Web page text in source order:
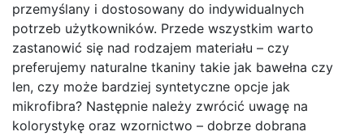
przemyślany i dostosowany do indywidualnych
potrzeb użytkowników. Przede wszystkim warto
zastanowić się nad rodzajem materiału – czy
preferujemy naturalne tkaniny takie jak bawełna czy
len, czy może bardziej syntetyczne opcje jak
mikrofibra? Następnie należy zwrócić uwagę na
kolorystykę oraz wzornictwo – dobrze dobrana